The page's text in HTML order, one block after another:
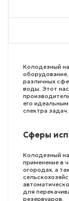
Колодезный
различных
воды. Этот
его
спектра задач.
Сферы
Колодезный
применение в
огородах, а
для
резервуаров.